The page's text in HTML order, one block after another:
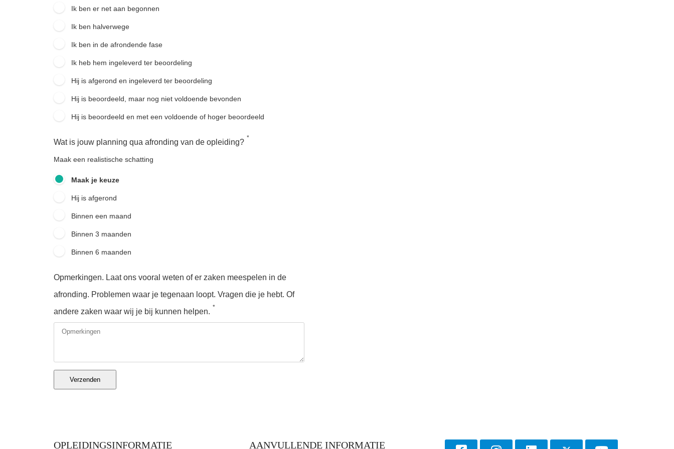
Ik ben er net aan begonnen
Ik ben halverwege
Ik ben in de afrondende fase
Ik heb hem ingeleverd ter beoordeling
Hij is afgerond en ingeleverd ter beoordeling
Hij is beoordeeld, maar nog niet voldoende bevonden
Hij is beoordeeld en met een voldoende of hoger beoordeeld
Wat is jouw planning qua afronding van de opleiding? *
Maak een realistische schatting
Maak je keuze
Hij is afgerond
Binnen een maand
Binnen 3 maanden
Binnen 6 maanden
Opmerkingen. Laat ons vooral weten of er zaken meespelen in de
afronding. Problemen waar je tegenaan loopt. Vragen die je hebt. Of
andere zaken waar wij je bij kunnen helpen. *
Verzenden
OPLEIDINGSINFORMATIE AANVULLENDE INFORMATIE